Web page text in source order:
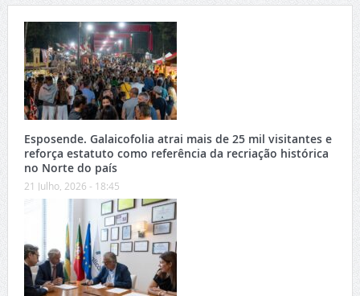
Esposende. Galaicofolia atrai mais de 25 mil visitantes e
reforça estatuto como referência da recriação histórica
no Norte do país
21 Julho, 2026 - 18:45